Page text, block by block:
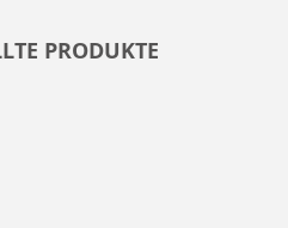
PRODUKTE